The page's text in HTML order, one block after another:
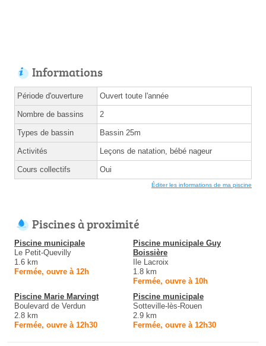
Informations
Période d'ouverture Ouvert toute l'année
Nombre de bassins 2
Types de bassin Bassin 25m
Activités Leçons de natation, bébé nageur
Cours collectifs Oui
Éditer les informations de ma piscine
Piscines à proximité
Piscine municipale
Le Petit-Quevilly
1.6 km
Fermée, ouvre à 12h
Piscine municipale Guy
Boissière
Ile Lacroix
1.8 km
Fermée, ouvre à 10h
Piscine Marie Marvingt
Boulevard de Verdun
2.8 km
Fermée, ouvre à 12h30
Piscine municipale
Sotteville-lès-Rouen
2.9 km
Fermée, ouvre à 12h30